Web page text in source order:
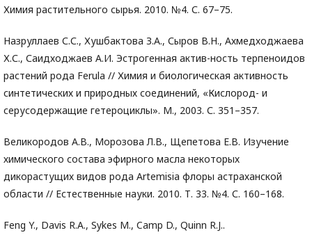
Химия растительного сырья. 2010. №4. С. 67–75.
Назруллаев С.С., Хушбактова З.А., Сыров В.Н., Ахмедходжаева
Х.С., Саидходжаев А.И. Эстрогенная актив-ность терпеноидов
растений рода Ferula // Химия и биологическая активность
синтетических и природных соединений, «Кислород- и
серусодержащие гетероциклы». М., 2003. С. 351–357.
Великородов А.В., Морозова Л.В., Щепетова Е.В. Изучение
химического состава эфирного масла некоторых
дикорастущих видов рода Artemisia флоры астраханской
области // Естественные науки. 2010. Т. 33. №4. С. 160–168.
Feng Y., Davis R.A., Sykes M., Camp D., Quinn R.J..